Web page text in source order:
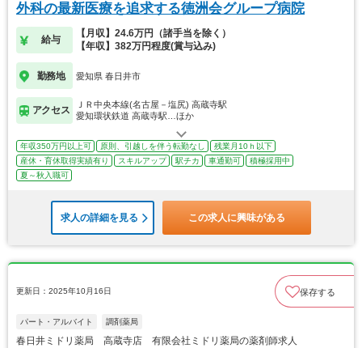
外科の最新医療を追求する徳洲会グループ病院
給与
【月収】24.6万円（諸手当を除く）
【年収】382万円程度(賞与込み)
勤務地 愛知県 春日井市
アクセス
ＪＲ中央本線(名古屋－塩尻) 高蔵寺駅
愛知環状鉄道 高蔵寺駅…ほか
年収350万円以上可 原則、引越しを伴う転勤なし
残業月10ｈ以下
産休・育休取得実績有り
スキルアップ 駅チカ 車通勤可
積極採用中
夏～秋入職可
求人の詳細を見る この求人に興味がある
更新日：2025年10月16日 保存する
パート・アルバイト 調剤薬局
春日井ミドリ薬局 高蔵寺店 有限会社ミドリ薬局の薬剤師求人